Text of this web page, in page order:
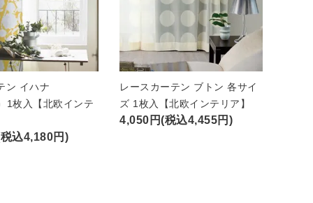
ン イハナ
1枚入【北欧インテ
込4,180円)
レースカーテン ブトン 各サイ
ズ 1枚入【北欧インテリア】
4,050円(税込4,455円)